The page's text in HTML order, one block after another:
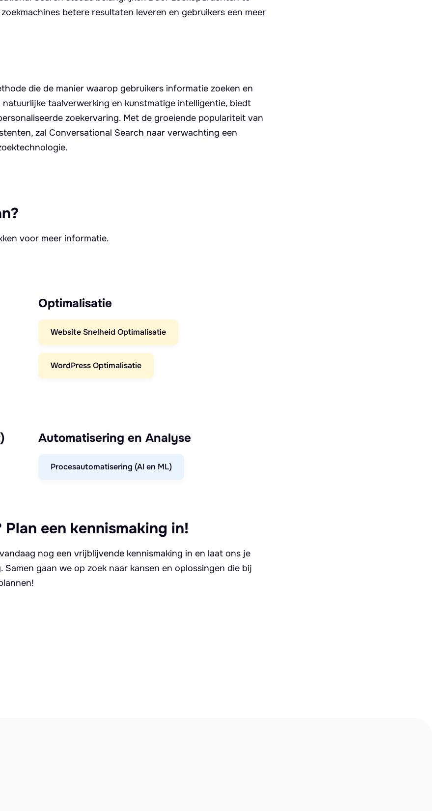
betere resultaten leveren en gebruikers een meer
die de manier waarop gebruikers informatie zoeken en
taalverwerking en kunstmatige intelligentie, biedt
zoekervaring. Met de groeiende populariteit van
zal Conversational Search naar verwachting een
voor meer informatie.
Optimalisatie
Website Snelheid Optimalisatie
WordPress Optimalisatie
Automatisering en Analyse
Procesautomatisering (AI en ML)
een kennismaking in!
nog een vrijblijvende kennismaking in en laat ons je
gaan we op zoek naar kansen en oplossingen die bij